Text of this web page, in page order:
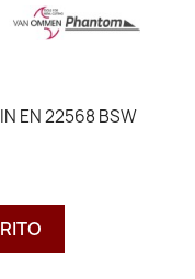
EN 22568 BSW